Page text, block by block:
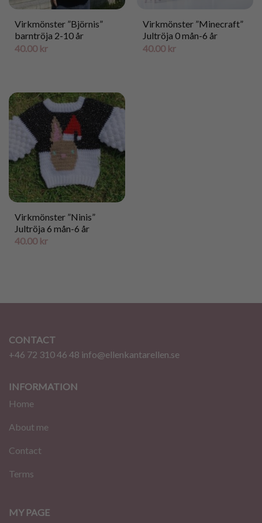
Virkmönster ”Björnis”
barntröja 2-10 år
40.00 kr
Virkmönster ”Minecraft”
Jultröja 0 mån-6 år
40.00 kr
Virkmönster ”Ninis”
Jultröja 6 mån-6 år
40.00 kr
CONTACT
+46 72 310 46 48 info@ellenkantarellen.se
INFORMATION
Home
About me
Contact
Terms
MY PAGE